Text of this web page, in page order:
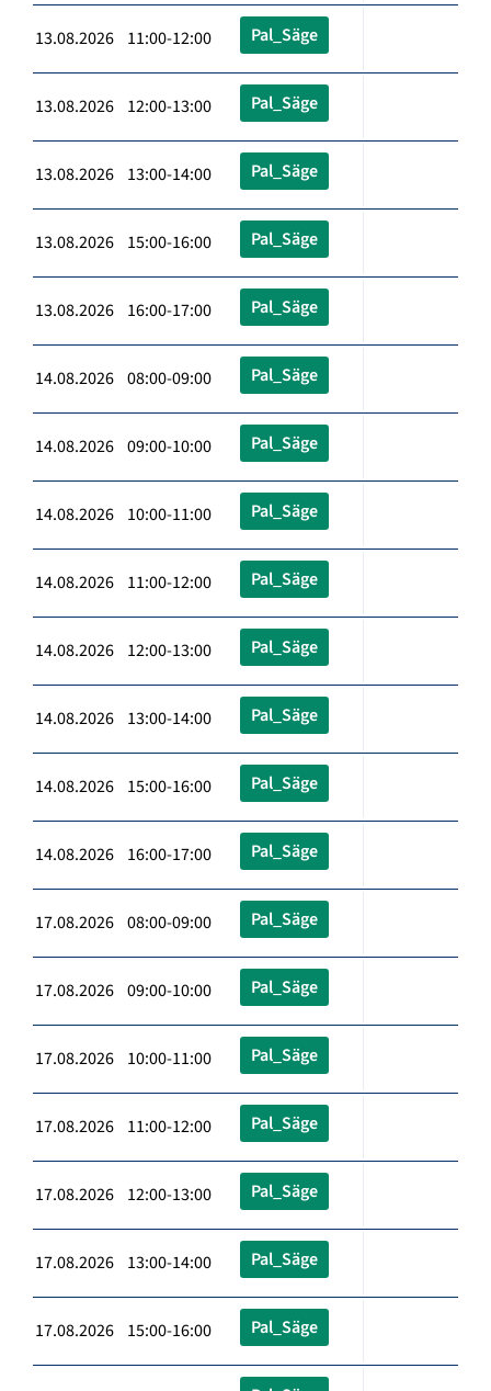
13.08.2026 11:00-12:00 Pal_Säge
13.08.2026 12:00-13:00 Pal_Säge
13.08.2026 13:00-14:00 Pal_Säge
13.08.2026 15:00-16:00 Pal_Säge
13.08.2026 16:00-17:00 Pal_Säge
14.08.2026 08:00-09:00 Pal_Säge
14.08.2026 09:00-10:00 Pal_Säge
14.08.2026 10:00-11:00 Pal_Säge
14.08.2026 11:00-12:00 Pal_Säge
14.08.2026 12:00-13:00 Pal_Säge
14.08.2026 13:00-14:00 Pal_Säge
14.08.2026 15:00-16:00 Pal_Säge
14.08.2026 16:00-17:00 Pal_Säge
17.08.2026 08:00-09:00 Pal_Säge
17.08.2026 09:00-10:00 Pal_Säge
17.08.2026 10:00-11:00 Pal_Säge
17.08.2026 11:00-12:00 Pal_Säge
17.08.2026 12:00-13:00 Pal_Säge
17.08.2026 13:00-14:00 Pal_Säge
17.08.2026 15:00-16:00 Pal_Säge